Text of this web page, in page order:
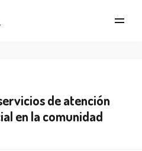
de atención
en la comunidad